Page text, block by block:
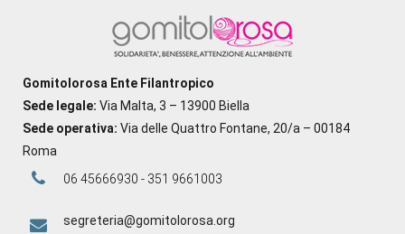
Gomitolorosa Ente Filantropico
Sede legale: Via Malta, 3 – 13900 Biella
Sede operativa: Via delle Quattro Fontane, 20/a – 00184
Roma
06 45666930 - 351 9661003
segreteria@gomitolorosa.org